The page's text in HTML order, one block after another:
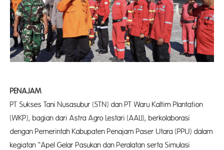
PENAJAM
PT Sukses Tani Nusasubur (STN) dan PT Waru Kaltim Plantation
(WKP), bagian dari Astra Agro Lestari (AALI), berkolaborasi
dengan Pemerintah Kabupaten Penajam Paser Utara (PPU) dalam
kegiatan “Apel Gelar Pasukan dan Peralatan serta Simulasi